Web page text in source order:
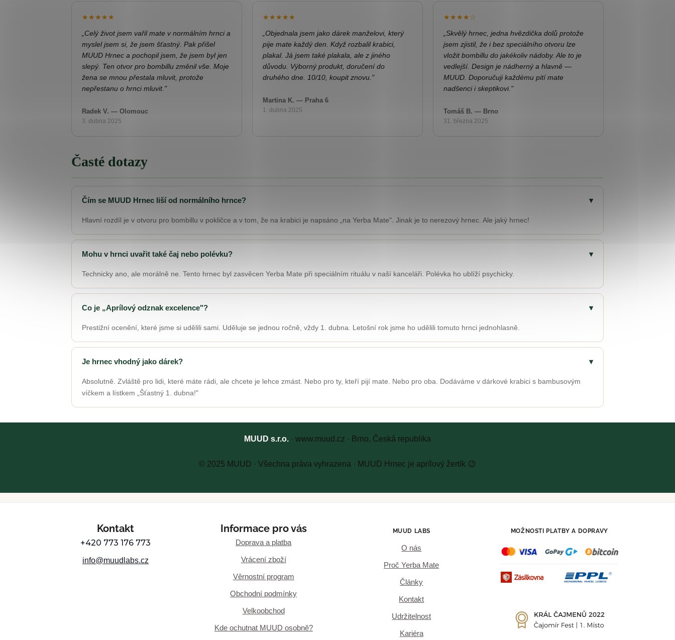
★★★★★
„Celý život jsem vařil mate v normálním hrnci a
myslel jsem si, že jsem šťastný. Pak přišel
MUUD Hrnec a pochopil jsem, že jsem byl jen
slepý. Ten otvor pro bombillu změnil vše. Moje
žena se mnou přestala mluvit, protože
nepřestanu o hrnci mluvit."
Radek V. — Olomouc
3. dubna 2025
★★★★★
„Objednala jsem jako dárek manželovi, který
pije mate každý den. Když rozbalil krabici,
plakal. Já jsem také plakala, ale z jiného
důvodu. Výborný produkt, doručení do
druhého dne. 10/10, koupit znovu."
Martina K. — Praha 6
1. dubna 2025
★★★★☆
„Skvělý hrnec, jedna hvězdička dolů protože
jsem zjistil, že i bez speciálního otvoru lze
vložit bombillu do jakékoliv nádoby. Ale to je
vedlejší. Design je nádherný a hlavně —
MUUD. Doporučuji každému pití mate
nadšenci i skeptikovi."
Tomáš B. — Brno
31. března 2025
Časté dotazy
Čím se MUUD Hrnec liší od normálního hrnce? ▾
Hlavní rozdíl je v otvoru pro bombillu v pokličce a v tom, že na krabici je napsáno „na Yerba Mate". Jinak je to nerezový hrnec. Ale jaký hrnec!
Mohu v hrnci uvařit také čaj nebo polévku? ▾
Technicky ano, ale morálně ne. Tento hrnec byl zasvěcen Yerba Mate při speciálním rituálu v naší kanceláři. Polévka ho ublíží psychicky.
Co je „Aprílový odznak excelence"? ▾
Prestižní ocenění, které jsme si udělili sami. Uděluje se jednou ročně, vždy 1. dubna. Letošní rok jsme ho udělili tomuto hrnci jednohlasně.
Je hrnec vhodný jako dárek? ▾
Absolutně. Zvláště pro lidi, které máte rádi, ale chcete je lehce zmást. Nebo pro ty, kteří pijí mate. Nebo pro oba. Dodáváme v dárkové krabici s bambusovým
víčkem a lístkem „Šťastný 1. dubna!"
MUUD s.r.o. · www.muud.cz · Brno, Česká republika
© 2025 MUUD · Všechna práva vyhrazena · MUUD Hrnec je aprílový žertík 😉
Kontakt
info@muudlabs.cz
+420 773 176 773
Informace pro vás
Doprava a platba
Vrácení zboží
Věrnostní program
Obchodní podmínky
Velkoobchod
Kde ochutnat MUUD osobně?
MUUD LABS
O nás
Proč Yerba Mate
Články
Kontakt
Udržitelnost
Kariéra
MOŽNOSTI PLATBY A DOPRAVY